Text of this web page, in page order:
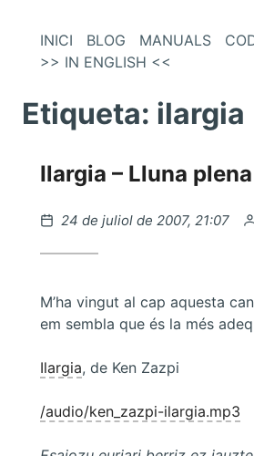
principal
VésINICI BLOG MANUALS
>> IN ENGLISH <<
Etiqueta: ilargia
Ilargia – Lluna plena
Publicat
24 de juliol de 2007, 21:07
M’ha vingut al cap aquesta
em sembla que és la més
Ilargia, de Ken Zazpi
/audio/ken_zazpi-ilargia.mp3